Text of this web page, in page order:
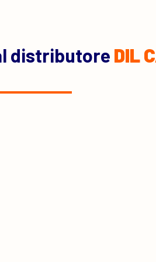
distributore DIL